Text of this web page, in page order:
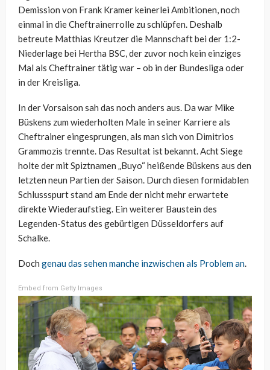
Demission von Frank Kramer keinerlei Ambitionen, noch
einmal in die Cheftrainerrolle zu schlüpfen. Deshalb
betreute Matthias Kreutzer die Mannschaft bei der 1:2-
Niederlage bei Hertha BSC, der zuvor noch kein einziges
Mal als Cheftrainer tätig war – ob in der Bundesliga oder
in der Kreisliga.
In der Vorsaison sah das noch anders aus. Da war Mike
Büskens zum wiederholten Male in seiner Karriere als
Cheftrainer eingesprungen, als man sich von Dimitrios
Grammozis trennte. Das Resultat ist bekannt. Acht Siege
holte der mit Spiztnamen „Buyo“ heißende Büskens aus den
letzten neun Partien der Saison. Durch diesen formidablen
Schlussspurt stand am Ende der nicht mehr erwartete
direkte Wiederaufstieg. Ein weiterer Baustein des
Legenden-Status des gebürtigen Düsseldorfers auf
Schalke.
Doch genau das sehen manche inzwischen als Problem an.
Embed from Getty Images